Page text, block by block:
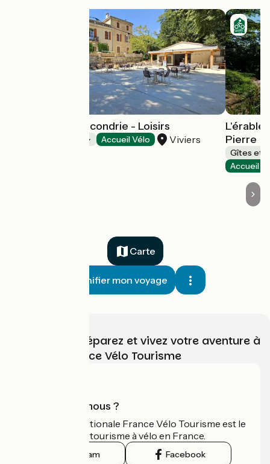
Camping Rochecondrie - Loisirs
Accueil Vélo Viviers
L'érable
Pierre
Gîtes et
Accueil
Carte
Planifier mon voyage
Choisissez, préparez et vivez votre aventure à
vélo avec France Vélo Tourisme
Qui sommes-nous ?
L'association nationale France Vélo Tourisme est le
guide officiel du tourisme à vélo en France.
Instagram Facebook